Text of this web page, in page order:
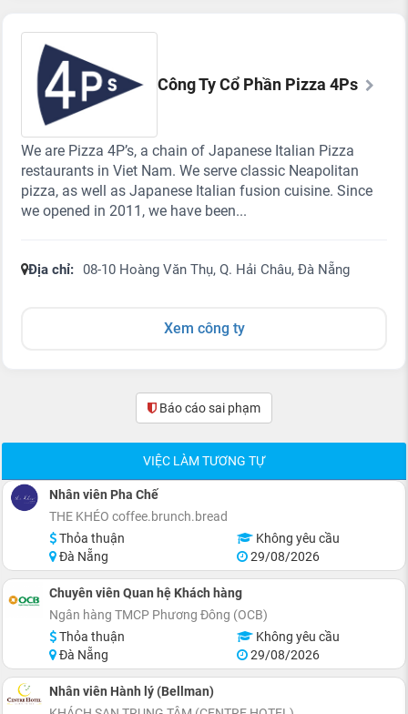
Công Ty Cổ Phần Pizza 4Ps
We are Pizza 4P’s, a chain of Japanese Italian Pizza
restaurants in Viet Nam. We serve classic Neapolitan
pizza, as well as Japanese Italian fusion cuisine. Since
we opened in 2011, we have been...
Địa chỉ: 08-10 Hoàng Văn Thụ, Q. Hải Châu, Đà Nẵng
Xem công ty
Báo cáo sai phạm(0)
VIỆC LÀM TƯƠNG TỰ
Nhân viên Pha Chế
THE KHÉO coffee.brunch.bread
Thỏa thuận
Không yêu cầu
Đà Nẵng
29/08/2026
Chuyên viên Quan hệ Khách hàng
Ngân hàng TMCP Phương Đông (OCB)
Thỏa thuận
Không yêu cầu
Đà Nẵng
29/08/2026
Nhân viên Hành lý (Bellman)